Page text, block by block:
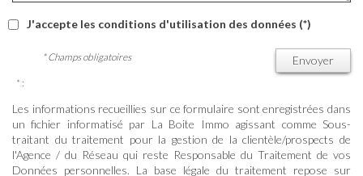
J'accepte les conditions d'utilisation des données (*)
Envoyer
* Champs obligatoires
* :
Les informations recueillies sur ce formulaire sont enregistrées dans
un fichier informatisé par La Boite Immo agissant comme Sous-
traitant du traitement pour la gestion de la clientèle/prospects de
l'Agence / du Réseau qui reste Responsable du Traitement de vos
Données personnelles. La base légale du traitement repose sur